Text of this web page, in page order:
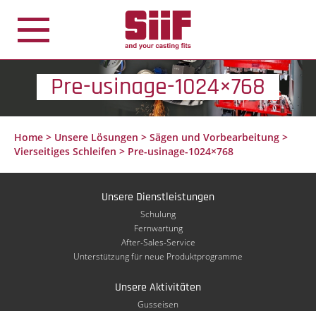
Pre-usinage-1024×768
Home > Unsere Lösungen > Sägen und Vorbearbeitung >
Vierseitiges Schleifen > Pre-usinage-1024×768
Unsere Dienstleistungen
Schulung
Fernwartung
After-Sales-Service
Unterstützung für neue Produktprogramme
Unsere Aktivitäten
Gusseisen